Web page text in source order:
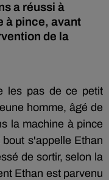
a réussi à
à pince, avant
de la
les pas de ce petit
homme, âgé de
la machine à pince
s'appelle Ethan
de sortir, selon la
Ethan est parvenu